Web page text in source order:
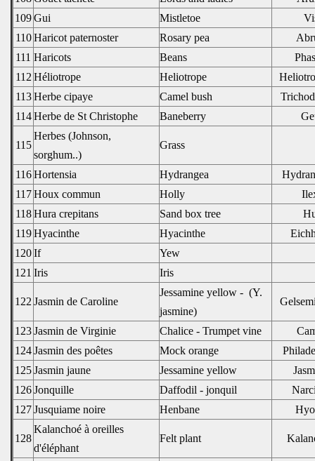
109Gui Mistletoe
110 Haricot paternoster Rosary pea
111 Haricots Beans
112 Héliotrope Heliotrope
113 Herbe cipaye Camel bush
114 Herbe de St Christophe Baneberry
115
Herbes (Johnson,
sorghum..)
Grass
116 Hortensia Hydrangea
117 Houx commun Holly
118 Hura crepitans Sand box tree
119 Hyacinthe Hyacinthe
120If
Yew
121 Iris Iris
122 Jasmin de Caroline
Jessamine yellow - (Y.
jasmine)
123Jasmin de Virginie Chalice - Trumpet vine
124Jasmin des poêtes Mock orange
125Jasmin jaune Jessamine yellow
126Jonquille Daffodil - jonquil
127Jusquiame noire Henbane
128
Kalanchoé à oreilles
d'éléphant
Felt plant